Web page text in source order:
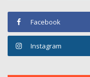
Facebook
Instagram